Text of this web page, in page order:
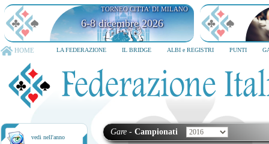
TORNEO CITTA' DI MILANO
6-8 dicembre 2026
HOME LA FEDERAZIONE IL BRIDGE ALBI e REGISTRI PUNTI
vedi nell'anno
Gare - Campionati